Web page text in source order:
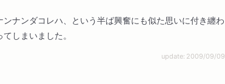
ナンダコレハ、という半ば興奮にも似た思いに付き纏わ
しまいました。
update: 2009/09/09